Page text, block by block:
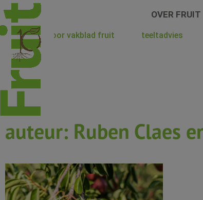
Spring
naar
de
inhoud
OVER FRUIT
hoera voor vakblad fruit teeltadvies
auteur: Ruben Claes